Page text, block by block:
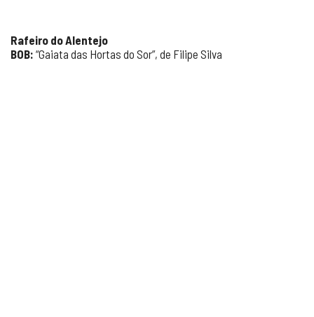
Rafeiro do Alentejo
BOB: “Gaiata das Hortas do Sor”, de Filipe Silva